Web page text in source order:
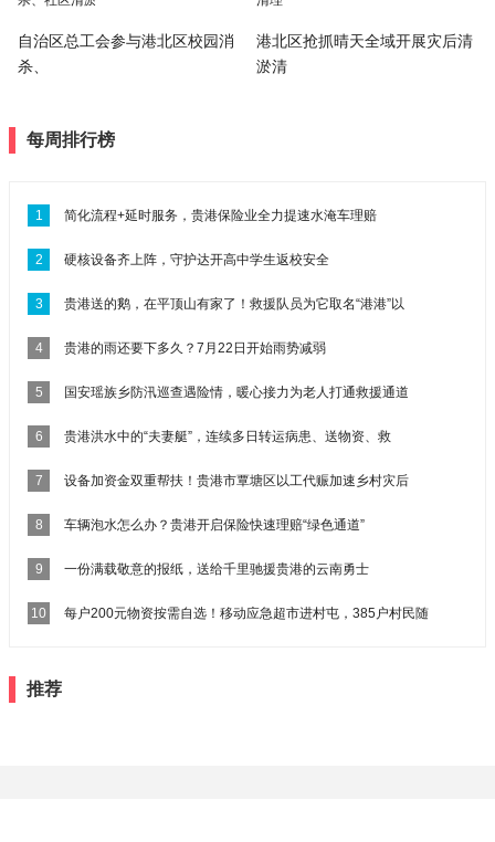
自治区总工会参与港北区校园消
杀、
港北区抢抓晴天全域开展灾后清
淤清
每周排行榜
1 简化流程+延时服务，贵港保险业全力提速水淹车理赔
2 硬核设备齐上阵，守护达开高中学生返校安全
3 贵港送的鹅，在平顶山有家了！救援队员为它取名“港港”以
4 贵港的雨还要下多久？7月22日开始雨势减弱
5 国安瑶族乡防汛巡查遇险情，暖心接力为老人打通救援通道
6 贵港洪水中的“夫妻艇”，连续多日转运病患、送物资、救
7 设备加资金双重帮扶！贵港市覃塘区以工代赈加速乡村灾后
8 车辆泡水怎么办？贵港开启保险快速理赔“绿色通道”
9 一份满载敬意的报纸，送给千里驰援贵港的云南勇士
10 每户200元物资按需自选！移动应急超市进村屯，385户村民随
推荐